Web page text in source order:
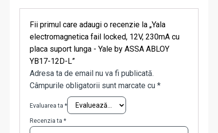
Fii primul care adaugi o recenzie la „Yala
electromagnetica fail locked, 12V, 230mA cu
placa suport lunga - Yale by ASSA ABLOY
YB17-12D-L”
Adresa ta de email nu va fi publicată.
Câmpurile obligatorii sunt marcate cu *
Evaluarea ta *
Recenzia ta *